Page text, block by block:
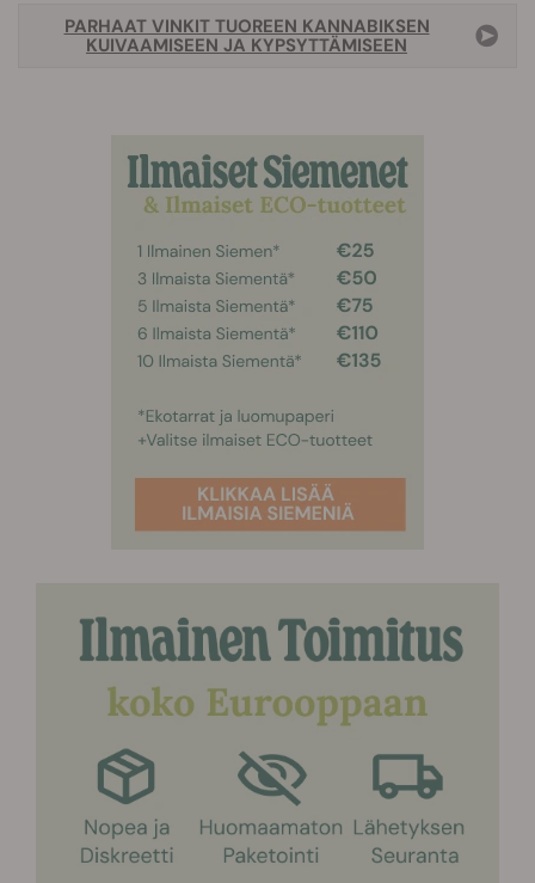
PARHAAT VINKIT TUOREEN KANNABIKSEN
KUIVAAMISEEN JA KYPSYTTÄMISEEN